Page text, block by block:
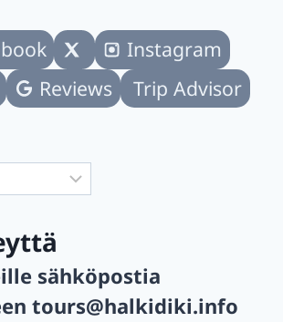
Instagram
Reviews Trip Advisor
sähköpostia
tours@halkidiki.info